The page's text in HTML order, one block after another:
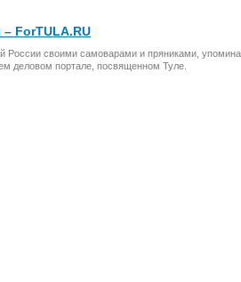
ForTULA.RU
России своими самоварами и пряниками,
деловом портале, посвященном Туле.